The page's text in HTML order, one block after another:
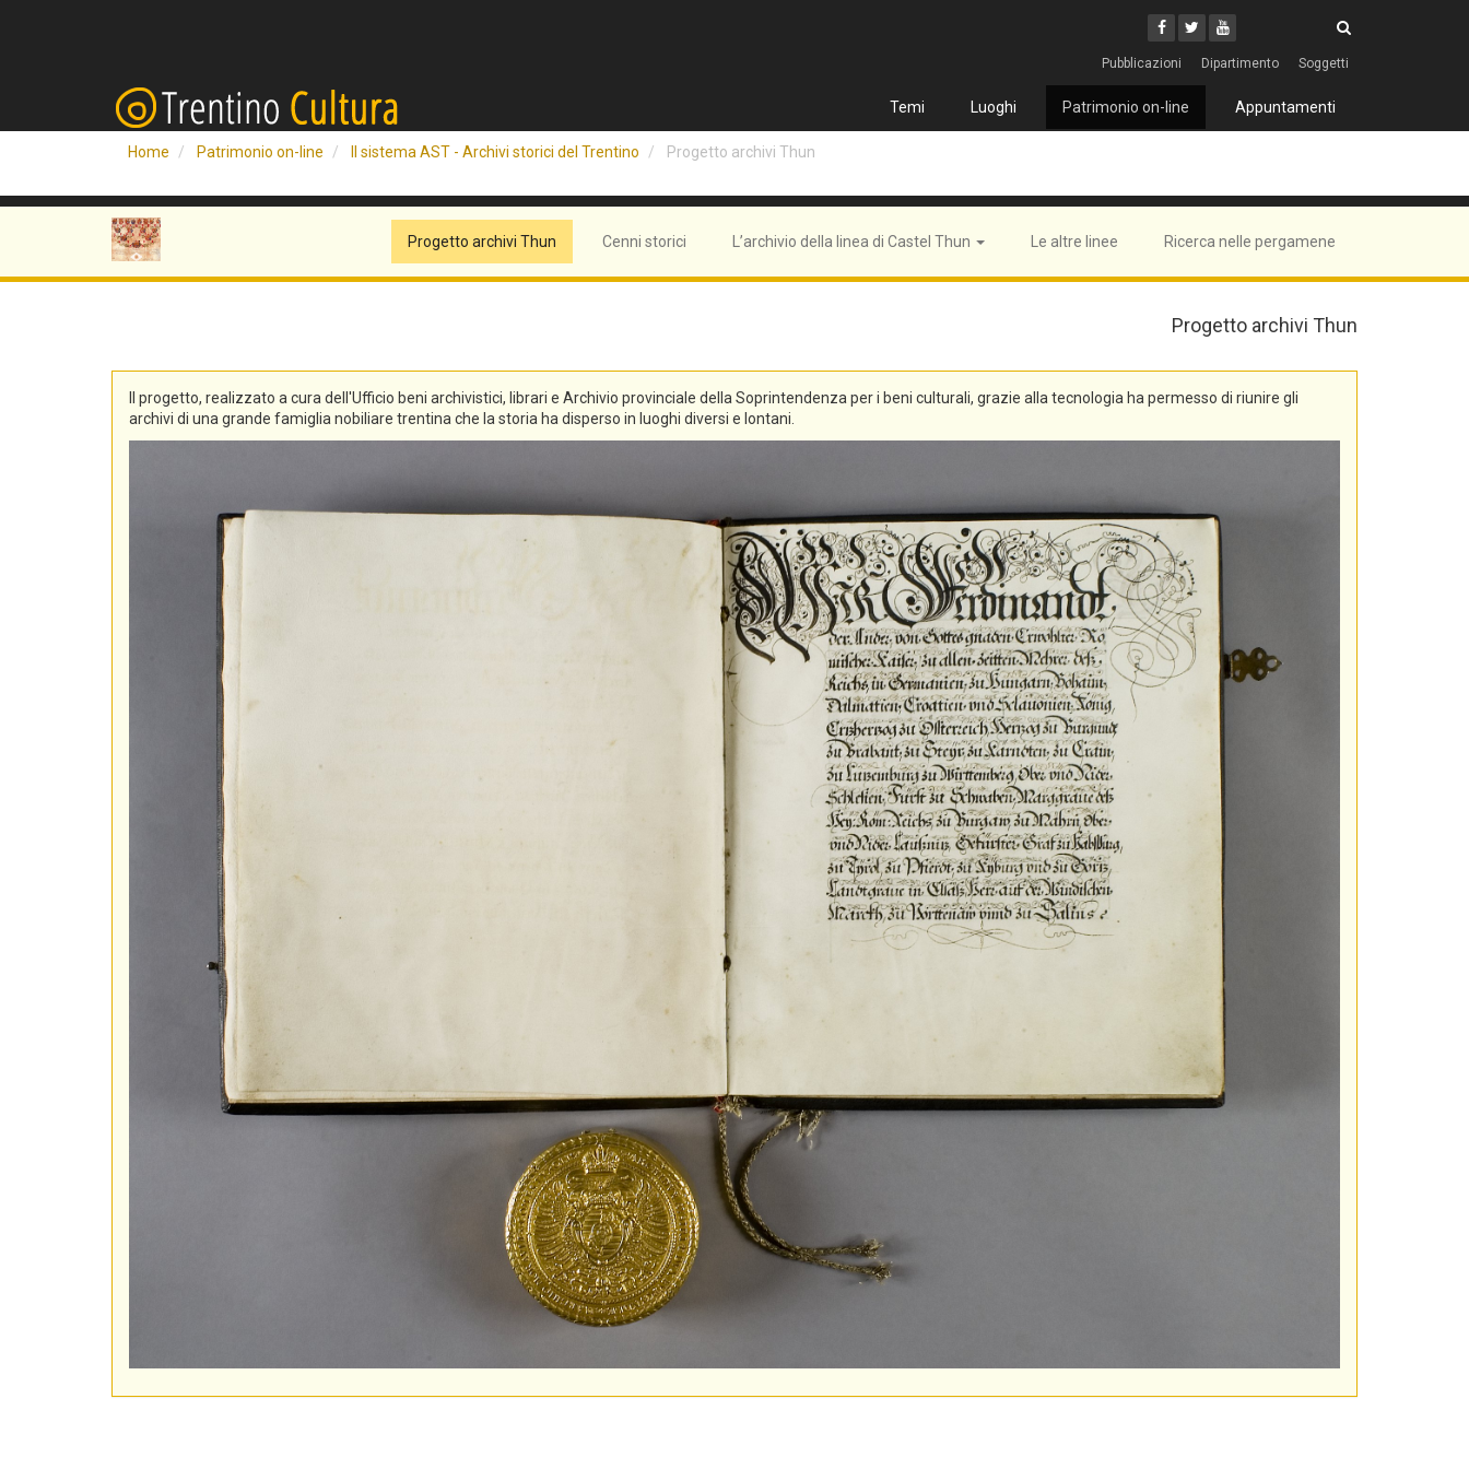
Facebook
Twitter
Youtube
Pubblicazioni Dipartimento Soggetti
Temi Luoghi Patrimonio on-line Appuntamenti
Home Patrimonio on-line Il sistema AST - Archivi storici del Trentino Progetto archivi Thun
Progetto archivi Thun Cenni storici L’archivio della linea di Castel Thun Le altre linee Ricerca nelle pergamene
Progetto archivi Thun
Il progetto, realizzato a cura dell'Ufficio beni archivistici, librari e Archivio provinciale della Soprintendenza per i beni culturali, grazie alla tecnologia ha permesso di riunire gli
archivi di una grande famiglia nobiliare trentina che la storia ha disperso in luoghi diversi e lontani.